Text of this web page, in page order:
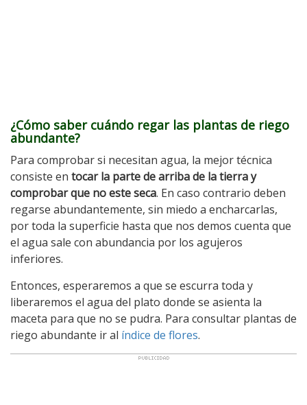
¿Cómo saber cuándo regar las plantas de riego
abundante?
Para comprobar si necesitan agua, la mejor técnica
consiste en tocar la parte de arriba de la tierra y
comprobar que no este seca. En caso contrario deben
regarse abundantemente, sin miedo a encharcarlas,
por toda la superficie hasta que nos demos cuenta que
el agua sale con abundancia por los agujeros
inferiores.
Entonces, esperaremos a que se escurra toda y
liberaremos el agua del plato donde se asienta la
maceta para que no se pudra. Para consultar plantas de
riego abundante ir al índice de flores.